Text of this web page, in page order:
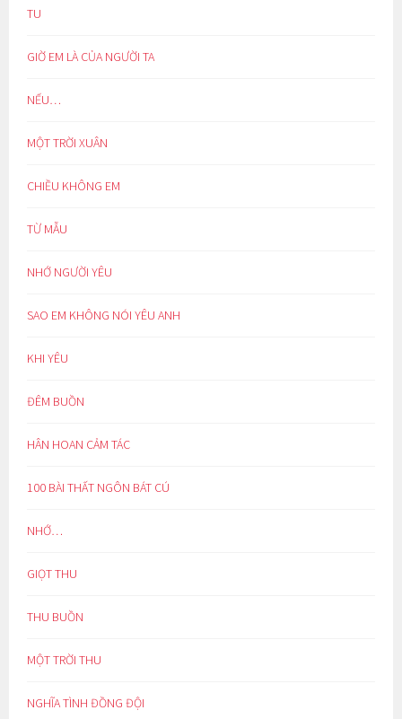
TU
GIỜ EM LÀ CỦA NGƯỜI TA
NẾU…
MỘT TRỜI XUÂN
CHIỀU KHÔNG EM
TỪ MẪU
NHỚ NGƯỜI YÊU
SAO EM KHÔNG NÓI YÊU ANH
KHI YÊU
ĐÊM BUỒN
HÂN HOAN CẢM TÁC
100 BÀI THẤT NGÔN BÁT CÚ
NHỚ…
GIỌT THU
THU BUỒN
MỘT TRỜI THU
NGHĨA TÌNH ĐỒNG ĐỘI